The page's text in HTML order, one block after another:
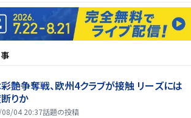
艶争奪戦、欧州4クラブが接触 リーズには
りか
04 20:37話題の投稿